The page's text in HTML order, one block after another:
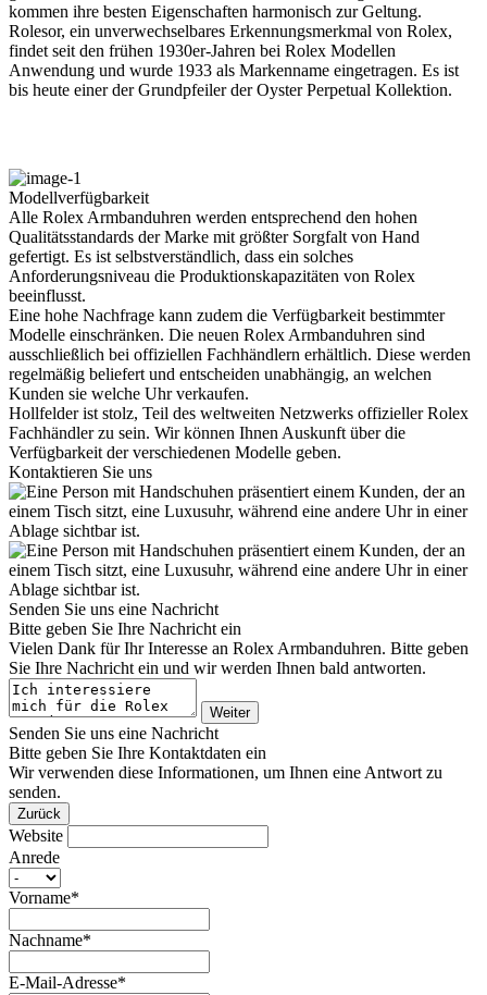
kommen ihre besten Eigenschaften harmonisch zur Geltung.
Rolesor, ein unverwechsel­bares Erkennungs­merkmal von Rolex,
findet seit den frühen 1930er-Jahren bei Rolex Modellen
Anwendung und wurde 1933 als Markenname eingetragen. Es ist
bis heute einer der Grundpfeiler der Oyster Perpetual Kollektion.
Modellverfügbarkeit
Alle Rolex Armbanduhren werden entsprechend den hohen
Qualitätsstandards der Marke mit größter Sorgfalt von Hand
gefertigt. Es ist selbstverständlich, dass ein solches
Anforderungsniveau die Produktions­kapazitäten von Rolex
beeinflusst.
Eine hohe Nachfrage kann zudem die Verfügbarkeit bestimmter
Modelle einschränken. Die neuen Rolex Armbanduhren sind
ausschließlich bei offiziellen Fachhändlern erhältlich. Diese werden
regelmäßig beliefert und entscheiden unabhängig, an welchen
Kunden sie welche Uhr verkaufen.
Hollfelderist stolz, Teil des weltweiten Netzwerks offiziellerRolex
Fachhändler zu sein. Wir können Ihnen Auskunft über die
Verfügbarkeit der verschiedenen Modelle geben.
Kontaktieren Sie uns
Senden Sie uns eine Nachricht
Bitte geben Sie Ihre Nachricht ein
Vielen Dank für Ihr Interesse an Rolex Armbanduhren. Bitte geben
Sie Ihre Nachricht ein und wir werden Ihnen bald antworten.
Weiter
Senden Sie uns eine Nachricht
Bitte geben Sie Ihre Kontaktdaten ein
Wir verwenden diese Informationen, um Ihnen eine Antwort zu
senden.
Zurück
Website
Anrede
Vorname*
Nachname*
E-Mail-Adresse*